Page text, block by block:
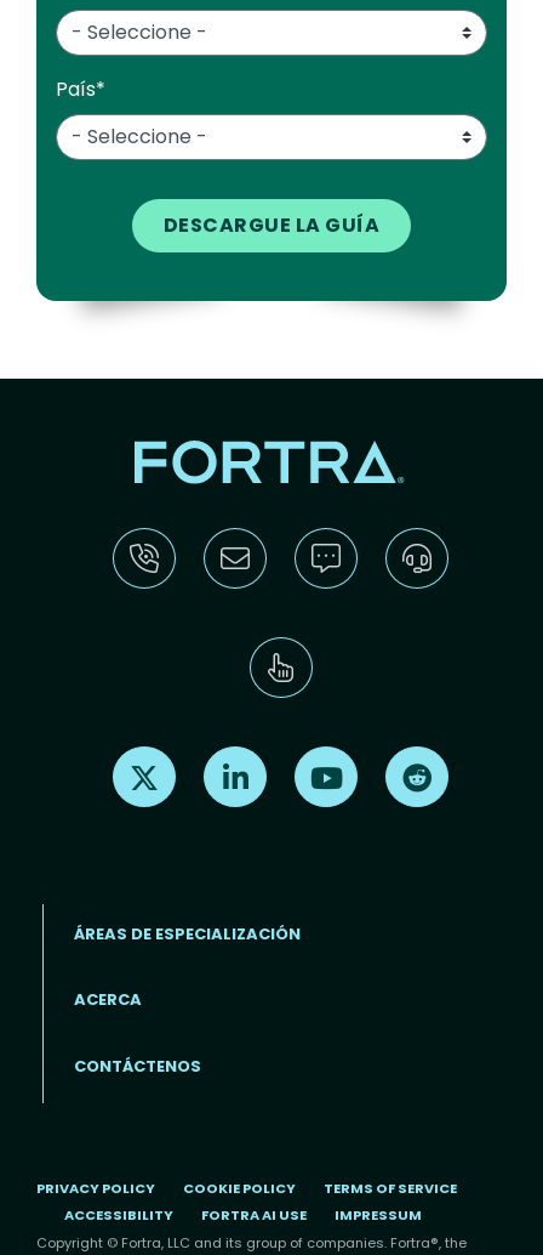
País*
Find us on X Find us on LinkedInFind us on Youtube
ÁREAS DE ESPECIALIZACIÓN
ACERCA
CONTÁCTENOS
PRIVACY POLICY COOKIE POLICY
TERMS OF SERVICE
ACCESSIBILITY
FORTRA AI USE
IMPRESSUM
Copyright © Fortra, LLC and its group of companies. Fortra®, the